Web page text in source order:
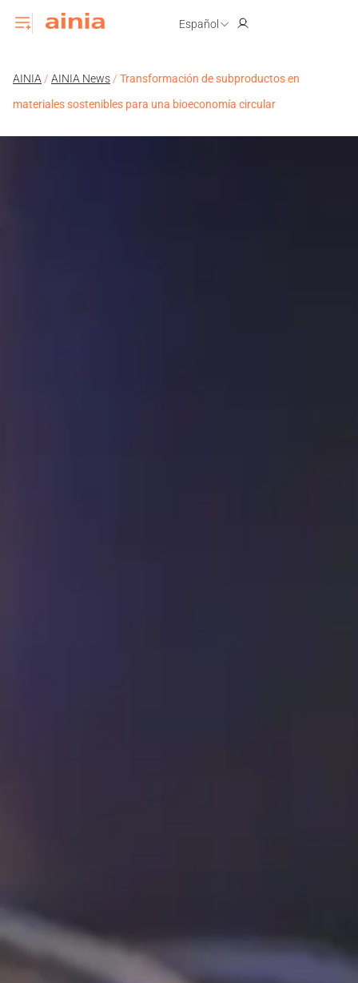
Español
AINIA / AINIA News / Transformación de subproductos en
materiales sostenibles para una bioeconomía circular